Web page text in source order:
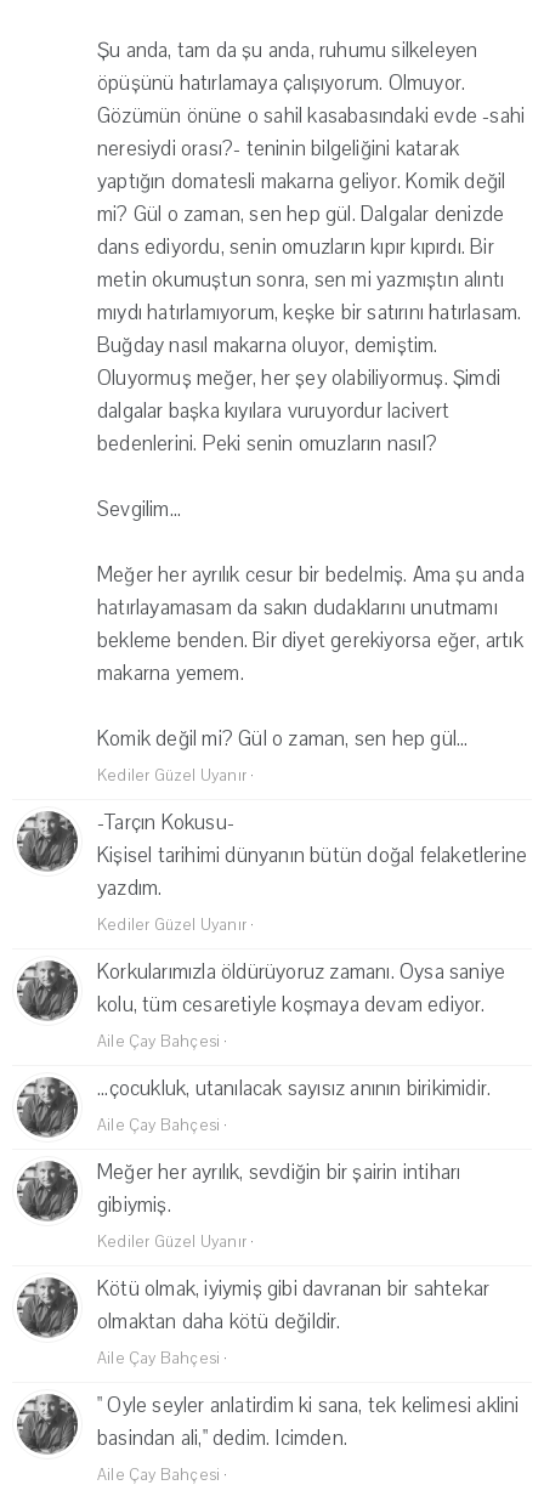
Şu anda, tam da şu anda, ruhumu silkeleyen
öpüşünü hatırlamaya çalışıyorum. Olmuyor.
Gözümün önüne o sahil kasabasındaki evde -sahi
neresiydi orası?- teninin bilgeliğini katarak
yaptığın domatesli makarna geliyor. Komik değil
mi? Gül o zaman, sen hep gül. Dalgalar denizde
dans ediyordu, senin omuzların kıpır kıpırdı. Bir
metin okumuştun sonra, sen mi yazmıştın alıntı
mıydı hatırlamıyorum, keşke bir satırını hatırlasam.
Buğday nasıl makarna oluyor, demiştim.
Oluyormuş meğer, her şey olabiliyormuş. Şimdi
dalgalar başka kıyılara vuruyordur lacivert
bedenlerini. Peki senin omuzların nasıl?
Sevgilim...
Meğer her ayrılık cesur bir bedelmiş. Ama şu anda
hatırlayamasam da sakın dudaklarını unutmamı
bekleme benden. Bir diyet gerekiyorsa eğer, artık
makarna yemem.
Komik değil mi? Gül o zaman, sen hep gül...
Kediler Güzel Uyanır ·
-Tarçın Kokusu-
Kişisel tarihimi dünyanın bütün doğal felaketlerine
yazdım.
Kediler Güzel Uyanır ·
Korkularımızla öldürüyoruz zamanı. Oysa saniye
kolu, tüm cesaretiyle koşmaya devam ediyor.
Aile Çay Bahçesi ·
...çocukluk, utanılacak sayısız anının birikimidir.
Aile Çay Bahçesi ·
Meğer her ayrılık, sevdiğin bir şairin intiharı
gibiymiş.
Kediler Güzel Uyanır ·
Kötü olmak, iyiymiş gibi davranan bir sahtekar
olmaktan daha kötü değildir.
Aile Çay Bahçesi ·
" Oyle seyler anlatirdim ki sana, tek kelimesi aklini
basindan ali," dedim. Icimden.
Aile Çay Bahçesi ·